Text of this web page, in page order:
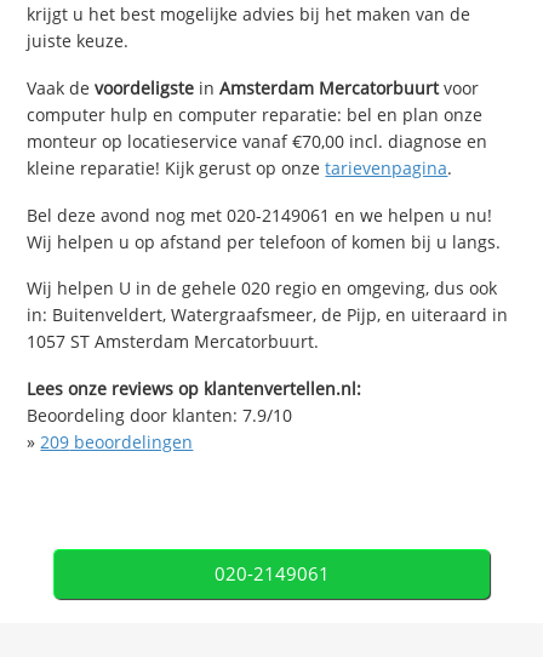
krijgt u het best mogelijke advies bij het maken van de
juiste keuze.
Vaak devoordeligste inAmsterdam Mercatorbuurtvoor
computer hulp en computer reparatie: bel en plan onze
monteur op locatieservice vanaf €70,00 incl. diagnose en
kleine reparatie! Kijk gerust op onzetarievenpagina.
Bel deze avond nog met 020-2149061 en we helpen u nu!
Wij helpen u op afstand per telefoon of komen bij u langs.
Wij helpen U in de gehele 020 regio en omgeving, dus ook
in: Buitenveldert, Watergraafsmeer, de Pijp, en uiteraard in
1057 ST Amsterdam Mercatorbuurt.
Lees onze reviews op klantenvertellen.nl:
Beoordeling door klanten:7.9/10
»209 beoordelingen
020-2149061